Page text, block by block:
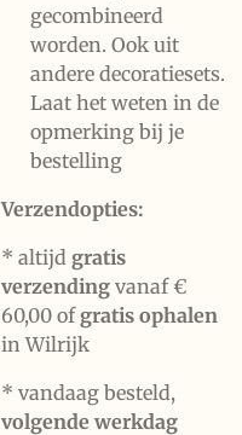
gecombineerd
worden. Ook uit
andere decoratiesets.
Laat het weten in de
opmerking bij je
bestelling
Verzendopties:
* altijd gratis
verzending vanaf €
60,00 ofgratis ophalen
in Wilrijk
* vandaag besteld,
volgende werkdag